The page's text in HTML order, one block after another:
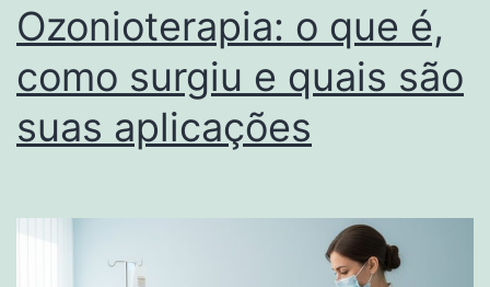
Ozonioterapia: o que é,
como surgiu e quais são
suas aplicações